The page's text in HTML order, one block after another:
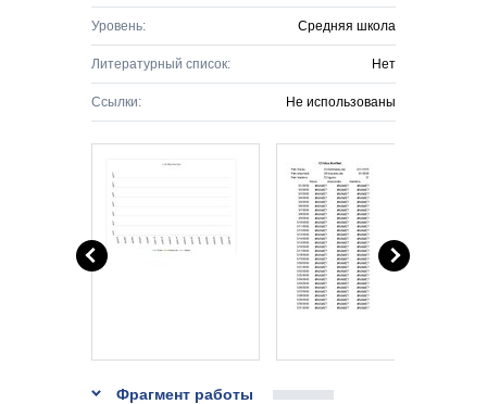
Уровень: Средняя школа
Литературный список: Нет
Ссылки: Не использованы
Фрагмент работы